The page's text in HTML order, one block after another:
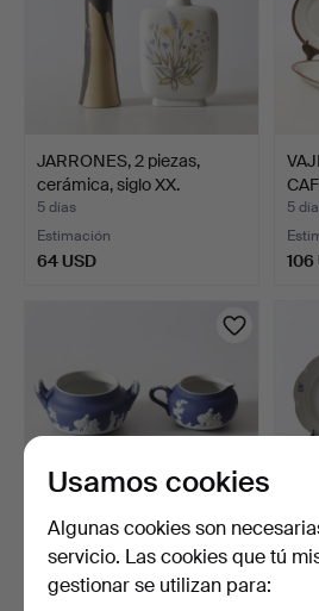
JARRONES, 2 piezas,
cerámica, siglo XX.
5 días
Estimación
64 USD
5
106
FUENTE, y jarra de crema y
azucarero, 4 pi…
Usamos cookies
Algunas cookies son
servicio. Las cookies que tú
gestionar se utilizan para: